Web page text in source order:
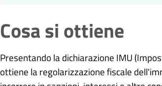
Cosa si ottiene
Presentando la dichiarazione IMU
ottiene la regolarizzazione fiscale